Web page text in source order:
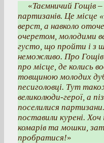
«Таємничий Гощів
партизанів. Це місце
верст, а навколо
очеретом, молодими
густо, що пройти і з
неможливо. Про Гощів
про місце, де колись
товщиною молодих
песиголовці. Тут
великолюди-герої, а
поселилися
поставили курені.
комарів та мошки,
пробратися!»